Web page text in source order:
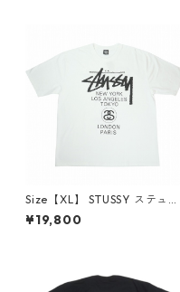
Size【XL】 STUSSY ステュー
シー 25SS WORLD TOUR TEE
WHITE Tシャツ 白 【中古品-
¥19,800